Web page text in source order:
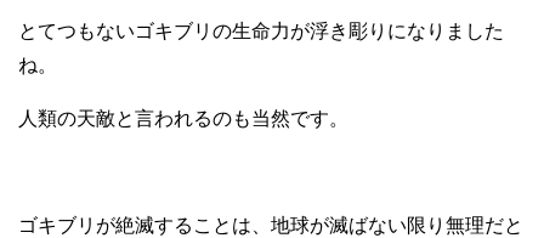
とてつもないゴキブリの生命力が浮き彫りになりました
ね。
人類の天敵と言われるのも当然です。
ゴキブリが絶滅することは、地球が滅ばない限り無理だと